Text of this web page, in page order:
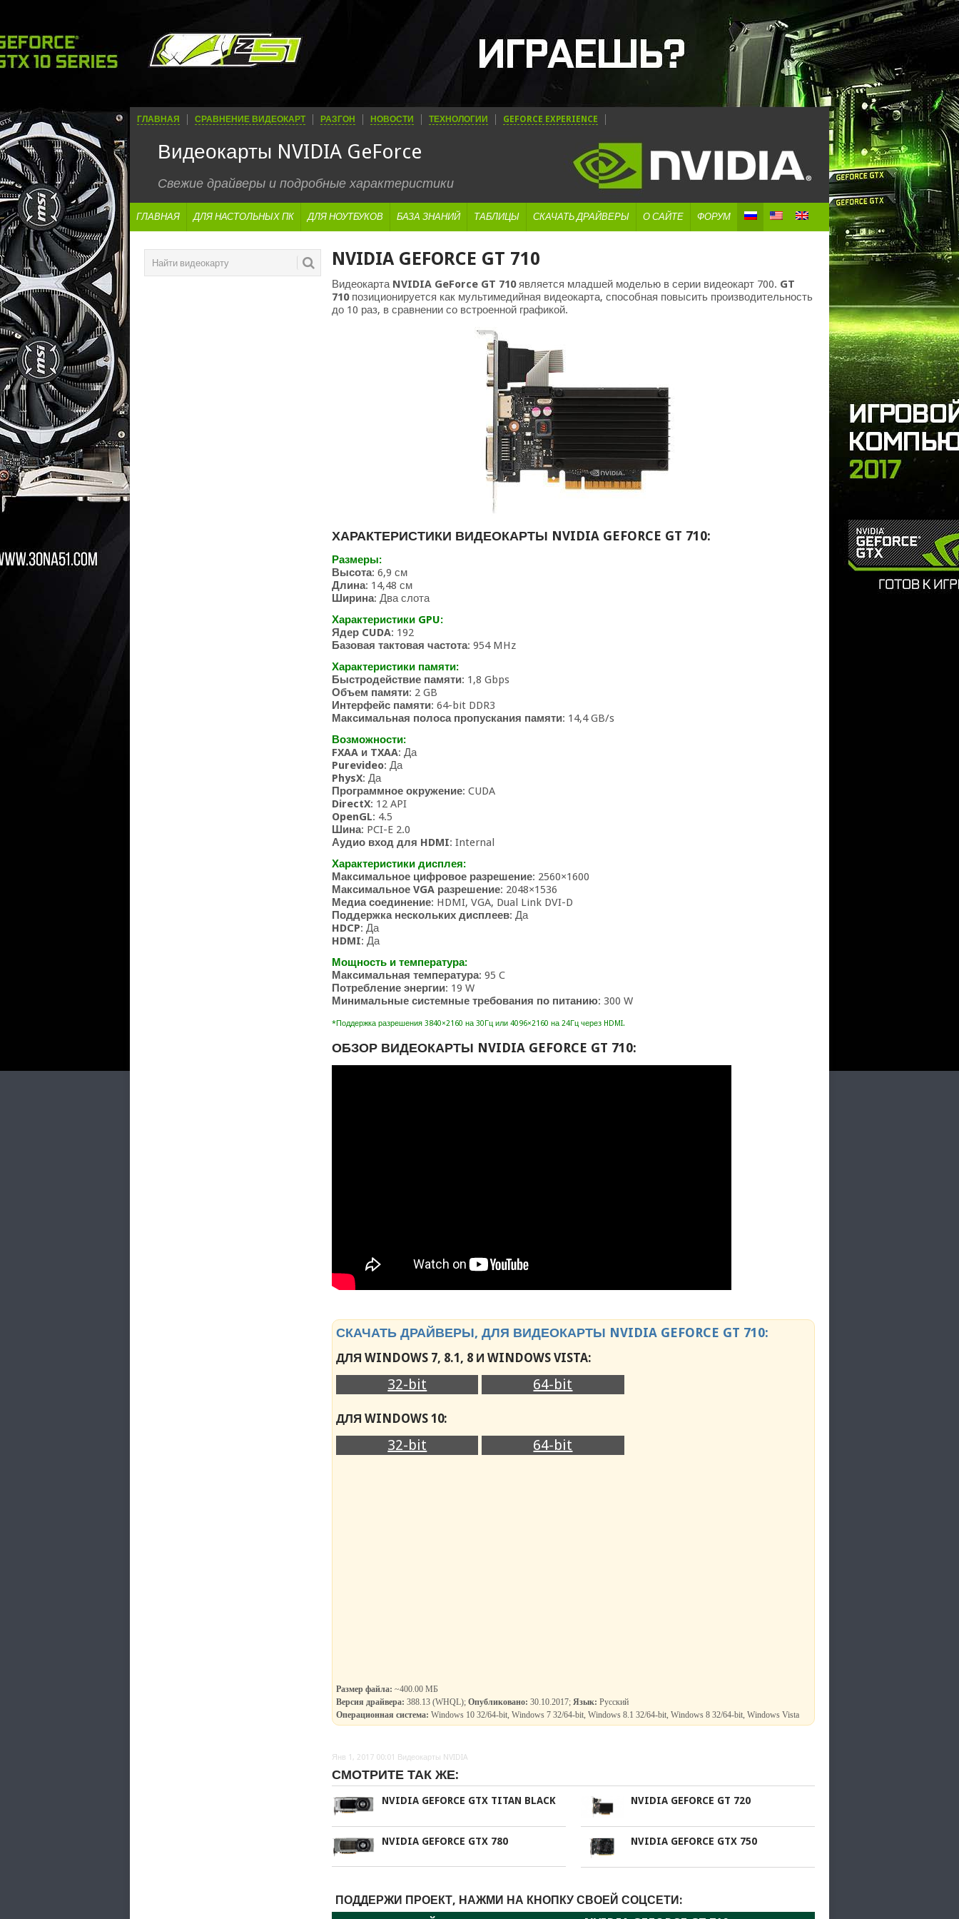
ГЛАВНАЯ СРАВНЕНИЕ ВИДЕОКАРТ РАЗГОН НОВОСТИ ТЕХНОЛОГИИ GEFORCE EXPERIENCE
Видеокарты NVIDIA GeForce
Свежие драйверы и подробные характеристики
ГЛАВНАЯ ДЛЯ НАСТОЛЬНЫХ ПК ДЛЯ НОУТБУКОВ БАЗА ЗНАНИЙ ТАБЛИЦЫ СКАЧАТЬ ДРАЙВЕРЫ О САЙТЕ ФОРУМ
NVIDIA GEFORCE GT 710
Видеокарта NVIDIA GeForce GT 710является младшей моделью в серии видеокарт 700. GT
710позиционируется как мультимедийная видеокарта, способная повысить производительность
до 10 раз, в сравнении со встроенной графикой.
ХАРАКТЕРИСТИКИ ВИДЕОКАРТЫ NVIDIA GEFORCE GT 710:
Размеры:
Высота: 6,9 см
Длина: 14,48 см
Ширина: Два слота
Характеристики GPU:
Ядер CUDA: 192
Базовая тактовая частота: 954 MHz
Характеристики памяти:
Быстродействие памяти: 1,8 Gbps
Объем памяти: 2 GB
Интерфейс памяти: 64-bit DDR3
Максимальная полоса пропускания памяти: 14,4 GB/s
Возможности:
FXAA и TXAA: Да
Purevideo: Да
PhysX: Да
Программное окружение: CUDA
DirectX: 12 API
OpenGL: 4.5
Шина: PCI-E 2.0
Аудио вход для HDMI: Internal
Характеристики дисплея:
Максимальное цифровое разрешение: 2560×1600
Максимальное VGA разрешение: 2048×1536
Медиа соединение: HDMI, VGA, Dual Link DVI-D
Поддержка нескольких дисплеев: Да
HDCP: Да
HDMI: Да
Мощность и температура:
Максимальная температура: 95 C
Потребление энергии: 19 W
Минимальные системные требования по питанию: 300 W
*Поддержка разрешения 3840×2160 на 30Гц или 4096×2160 на 24Гц через HDMI.
ОБЗОР ВИДЕОКАРТЫ NVIDIA GEFORCE GT 710:
СКАЧАТЬ ДРАЙВЕРЫ, ДЛЯ ВИДЕОКАРТЫ NVIDIA GEFORCE GT 710:
ДЛЯ WINDOWS 7, 8.1, 8 И WINDOWS VISTA:
32-bit 64-bit
ДЛЯ WINDOWS 10:
32-bit 64-bit
Размер файла:~400.00 МБ
Версия драйвера:388.13 (WHQL);Опубликовано:30.10.2017;Язык:Русский
Операционная система:Windows 10 32/64-bit, Windows 7 32/64-bit, Windows 8.1 32/64-bit, Windows 8 32/64-bit, Windows Vista
Янв 1, 2017 00:01 Видеокарты NVIDIA
СМОТРИТЕ ТАК ЖЕ:
NVIDIA GEFORCE GTX TITAN BLACK NVIDIA GEFORCE GT 720
NVIDIA GEFORCE GTX 780 NVIDIA GEFORCE GTX 750
ПОДДЕРЖИ ПРОЕКТ, НАЖМИ НА КНОПКУ СВОЕЙ СОЦСЕТИ: